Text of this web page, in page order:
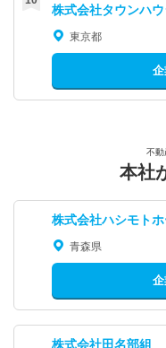
株式会社タウンハ
東京都
不動
本社
株式会社ハシモト
青森県
株式会社田名部組